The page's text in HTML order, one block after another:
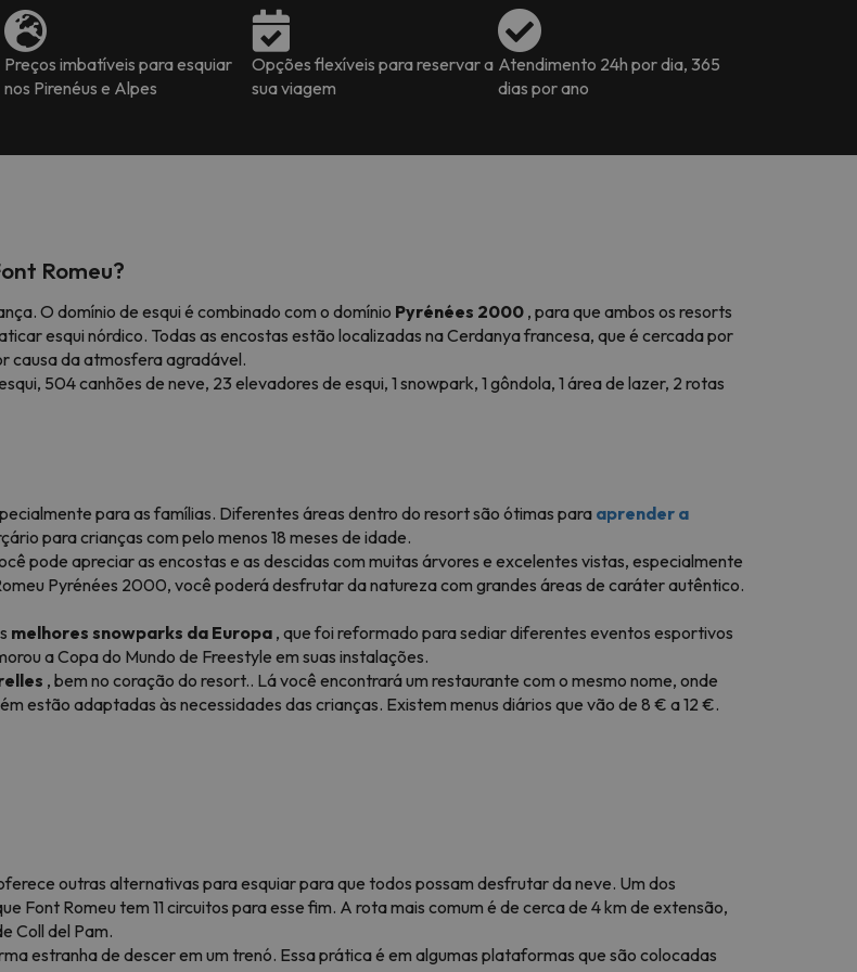
Preços imbatíveis para esquiar
nos Pirenéus e Alpes
Opções flexíveis para reservar a
sua viagem
Atendimento 24h por dia, 365
dias por ano
Romeu?
O domínio de esqui é combinado com o domínio Pyrénées 2000 , para que ambos os resorts
esqui nórdico. Todas as encostas estão localizadas na Cerdanya francesa, que é cercada por
causa da atmosfera agradável.
504 canhões de neve, 23 elevadores de esqui, 1 snowpark, 1 gôndola, 1 área de lazer, 2 rotas
para as famílias. Diferentes áreas dentro do resort são ótimas para aprender a
para crianças com pelo menos 18 meses de idade.
pode apreciar as encostas e as descidas com muitas árvores e excelentes vistas, especialmente
Pyrénées 2000, você poderá desfrutar da natureza com grandes áreas de caráter autêntico.
melhores snowparks da Europa , que foi reformado para sediar diferentes eventos esportivos
a Copa do Mundo de Freestyle em suas instalações.
, bem no coração do resort.. Lá você encontrará um restaurante com o mesmo nome, onde
estão adaptadas às necessidades das crianças. Existem menus diários que vão de 8 € a 12 €.
outras alternativas para esquiar para que todos possam desfrutar da neve. Um dos
Font Romeu tem 11 circuitos para esse fim. A rota mais comum é de cerca de 4 km de extensão,
Coll del Pam.
estranha de descer em um trenó. Essa prática é em algumas plataformas que são colocadas